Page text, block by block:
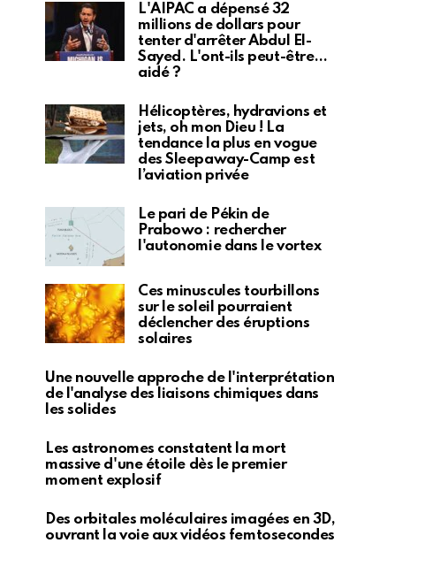
L'AIPAC a dépensé 32
millions de dollars pour
tenter d'arrêter Abdul El-
Sayed. L'ont-ils peut-être…
aidé ?
Hélicoptères, hydravions et
jets, oh mon Dieu ! La
tendance la plus en vogue
des Sleepaway-Camp est
l’aviation privée
Le pari de Pékin de
Prabowo : rechercher
l'autonomie dans le vortex
Ces minuscules tourbillons
sur le soleil pourraient
déclencher des éruptions
solaires
Une nouvelle approche de l'interprétation
de l'analyse des liaisons chimiques dans
les solides
Les astronomes constatent la mort
massive d'une étoile dès le premier
moment explosif
Des orbitales moléculaires imagées en 3D,
ouvrant la voie aux vidéos femtosecondes